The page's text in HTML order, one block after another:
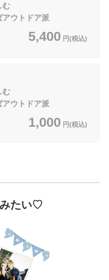
む
ウトドア派
5,400 円(税込)
む
ウトドア派
1,000 円(税込)
たい♡